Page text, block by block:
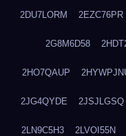
2DU7LORM 2EZC76PR
2G8M6D58
2HO7QAUP
2JG4QYDE 2JSJLGSQ
2LN9C5H3 2LVOI55N